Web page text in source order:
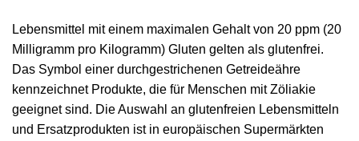
Lebensmittel mit einem maximalen Gehalt von 20 ppm (20
Milligramm pro Kilogramm) Gluten gelten als glutenfrei.
Das Symbol einer durchgestrichenen Getreideähre
kennzeichnet Produkte, die für Menschen mit Zöliakie
geeignet sind. Die Auswahl an glutenfreien Lebensmitteln
und Ersatzprodukten ist in europäischen Supermärkten